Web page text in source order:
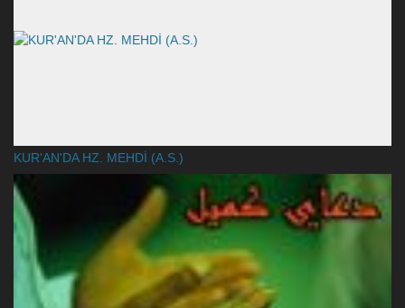
KUR'AN'DA HZ. MEHDİ (A.S.)